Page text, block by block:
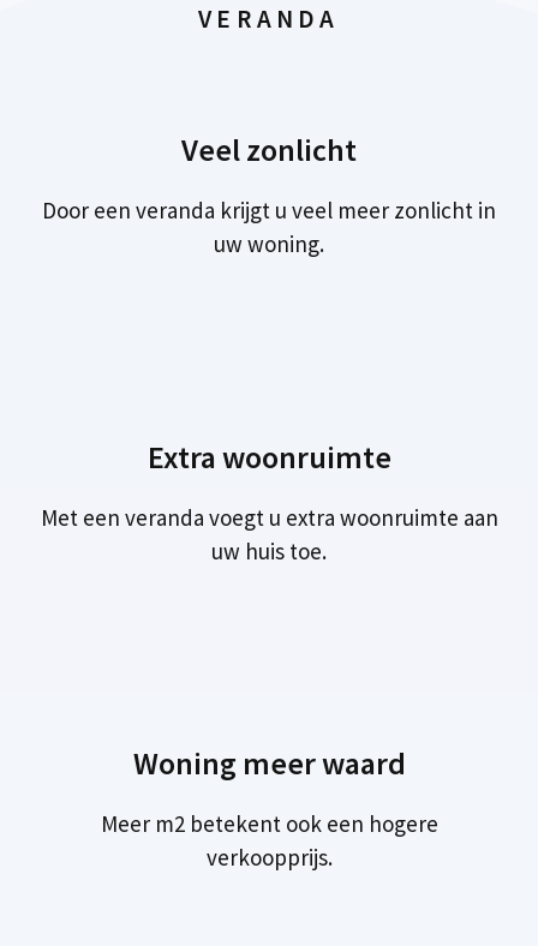
VERANDA
Veel zonlicht
Door een veranda krijgt u veel meer zonlicht in
uw woning.
Extra woonruimte
Met een veranda voegt u extra woonruimte aan
uw huis toe.
Woning meer waard
Meer m2 betekent ook een hogere
verkoopprijs.